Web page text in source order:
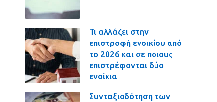
Τι αλλάζει στην
επιστροφή ενοικίου από
το 2026 και σε ποιους
επιστρέφονται δύο
ενοίκια
Συνταξιοδότηση των